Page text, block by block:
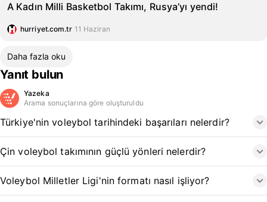
A Kadın Milli Basketbol Takımı, Rusya’yı yendi!
hurriyet.com.tr 11 Haziran
Daha fazla oku
Yanıt bulun
Yazeka
Arama sonuçlarına göre oluşturuldu
Türkiye'nin voleybol tarihindeki başarıları nelerdir?
Çin voleybol takımının güçlü yönleri nelerdir?
Voleybol Milletler Ligi'nin formatı nasıl işliyor?